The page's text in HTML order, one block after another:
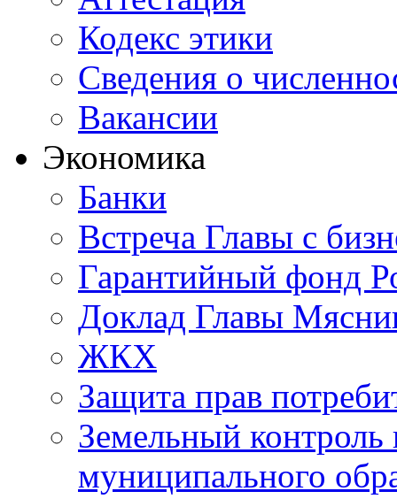
Кодекс этики
Сведения о
Вакансии
Экономика
Банки
Встреча Главы с
Гарантийный фонд
Доклад Главы
ЖКХ
Защита прав
Земельный контроль
муниципального